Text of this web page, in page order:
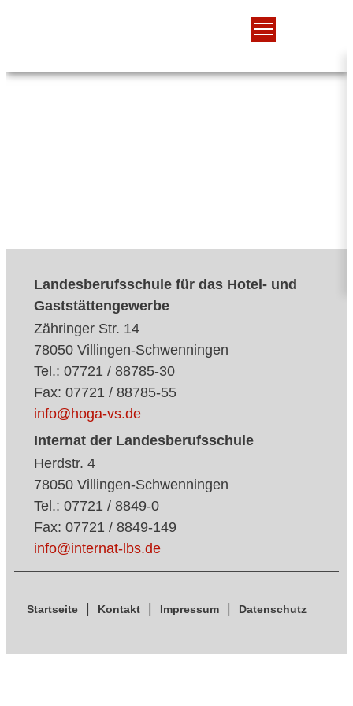
Landesberufsschule für das Hotel- und
Gaststättengewerbe
Zähringer Str. 14
78050 Villingen-Schwenningen
Tel.: 07721 / 88785-30
Fax: 07721 / 88785-55
info@hoga-vs.de
Internat der Landesberufsschule
Herdstr. 4
78050 Villingen-Schwenningen
Tel.: 07721 / 8849-0
Fax: 07721 / 8849-149
info@internat-lbs.de
Startseite Kontakt Impressum Datenschutz